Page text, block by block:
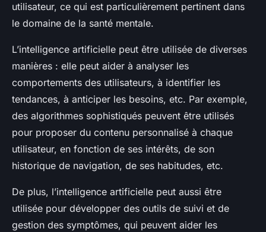
utilisateur, ce qui est particulièrement pertinent dans
le domaine de la santé mentale.
L’intelligence artificielle peut être utilisée de diverses
manières : elle peut aider à analyser les
comportements des utilisateurs, à identifier les
tendances, à anticiper les besoins, etc. Par exemple,
des algorithmes sophistiqués peuvent être utilisés
pour proposer du contenu personnalisé à chaque
utilisateur, en fonction de ses intérêts, de son
historique de navigation, de ses habitudes, etc.
De plus, l’intelligence artificielle peut aussi être
utilisée pour développer des outils de suivi et de
gestion des symptômes, qui peuvent aider les